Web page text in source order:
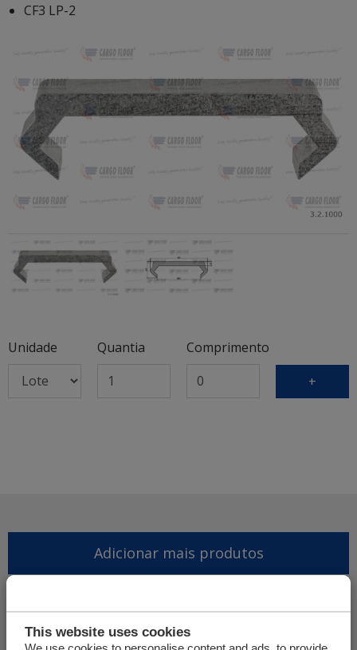
This website uses cookies
CF3 LP-2
Unidade Quantia
Comprimento
+
Adicionar mais produtos
Finalizar pedido de oferta